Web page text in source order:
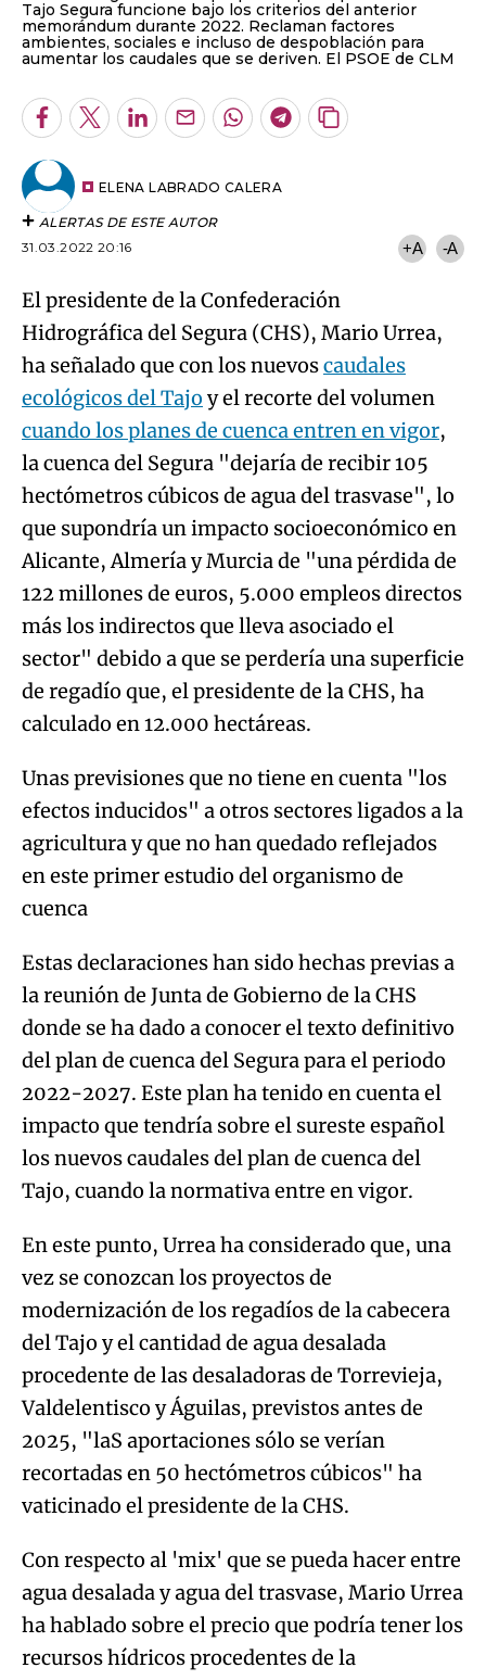
Tajo Segura funcione bajo los criterios del anterior
memorándum durante 2022. Reclaman factores
ambientes, sociales e incluso de despoblación para
aumentar los caudales que se deriven. El PSOE de CLM
Facebook
TwitterLinkedInEnviarWhatsapp
Telegram
Copiar
ELENA LABRADO CALERA
ALERTAS DE ESTE AUTOR
31.03.2022 20:16
+A -A
El presidente de la Confederación
Hidrográfica del Segura (CHS), Mario Urrea,
ha señalado que con los nuevoscaudales
ecológicos del Tajo y el recorte del volumen
cuando los planes de cuenca entren en vigor,
la cuenca del Segura "dejaría de recibir 105
hectómetros cúbicos de agua del trasvase", lo
que supondría un impacto socioeconómico en
Alicante, Almería y Murcia de "una pérdida de
122 millones de euros, 5.000 empleos directos
más los indirectos que lleva asociado el
sector" debido a que se perdería una superficie
de regadío que, el presidente de la CHS, ha
calculado en 12.000 hectáreas.
Unas previsiones que no tiene en cuenta "los
efectos inducidos" a otros sectores ligados a la
agricultura y que no han quedado reflejados
en este primer estudio del organismo de
cuenca
Estas declaraciones han sido hechas previas a
la reunión de Junta de Gobierno de la CHS
donde se ha dado a conocer el texto definitivo
del plan de cuenca del Segura para el periodo
2022-2027. Este plan ha tenido en cuenta el
impacto que tendría sobre el sureste español
los nuevos caudales del plan de cuenca del
Tajo, cuando la normativa entre en vigor.
En este punto, Urrea ha considerado que, una
vez se conozcan los proyectos de
modernización de los regadíos de la cabecera
del Tajo y el cantidad de agua desalada
procedente de las desaladoras de Torrevieja,
Valdelentisco y Águilas, previstos antes de
2025, "laS aportaciones sólo se verían
recortadas en 50 hectómetros cúbicos" ha
vaticinado el presidente de la CHS.
Con respecto al 'mix' que se pueda hacer entre
agua desalada y agua del trasvase, Mario Urrea
ha hablado sobre el precio que podría tener los
recursos hídricos procedentes de la